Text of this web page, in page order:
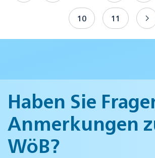
10 11
Haben Sie
Anmerkungen
WöB?